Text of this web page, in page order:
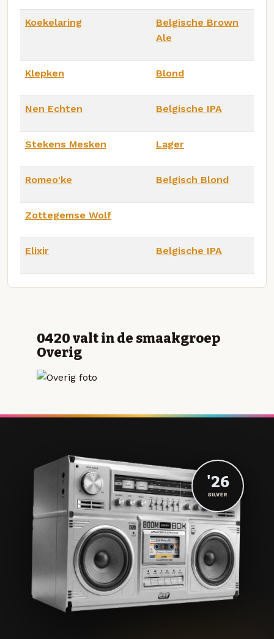
Koekelaring
Belgische Brown
Ale
Klepken Blond
Nen Echten Belgische IPA
Stekens Mesken Lager
Romeo'ke Belgisch Blond
Zottegemse Wolf
Elixir Belgische IPA
0420 valt in de smaakgroep
Overig
'26
SILVER